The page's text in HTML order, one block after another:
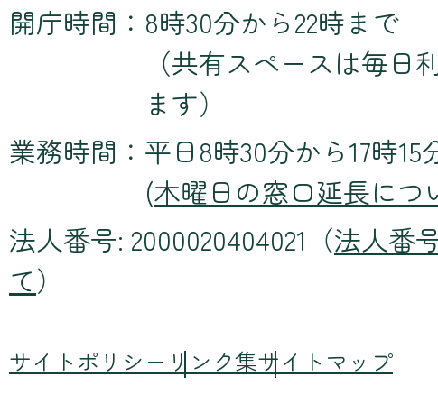
開庁時間： 8時30分から22時まで
（共有スペースは毎日
ます）
業務時間： 平日8時30分から17時15
(木曜日の窓口延長につ
法人番号: 2000020404021（法人番
て）
サイトポリシー リンク集サイトマップ